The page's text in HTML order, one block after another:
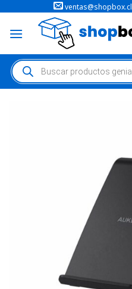
ventas@shopbox.cl